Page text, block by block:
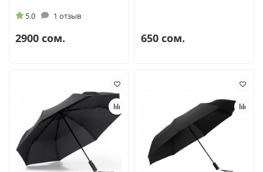
5.0 1 отзыв
2900 сом. 650 сом.